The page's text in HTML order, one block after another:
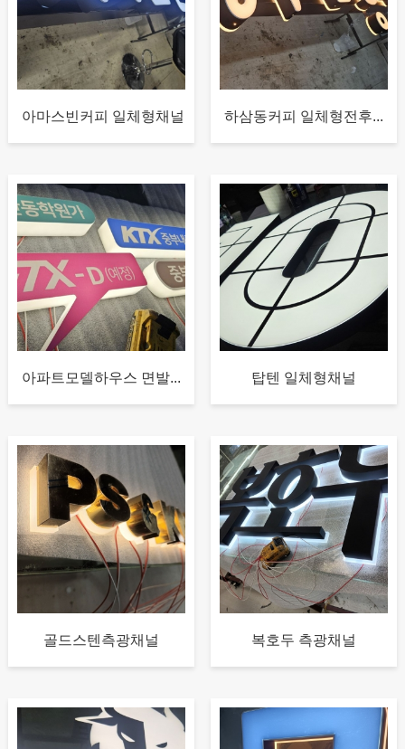
아마스빈커피 일체형채널 하삼동커피 일체형전후...
아파트모델하우스 면발... 탑텐 일체형채널
골드스텐측광채널 복호두 측광채널